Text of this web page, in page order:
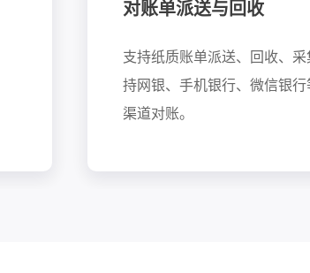
对账单派送与回收
支持纸质账单派送、回收、
持网银、手机银行、微信银
渠道对账。